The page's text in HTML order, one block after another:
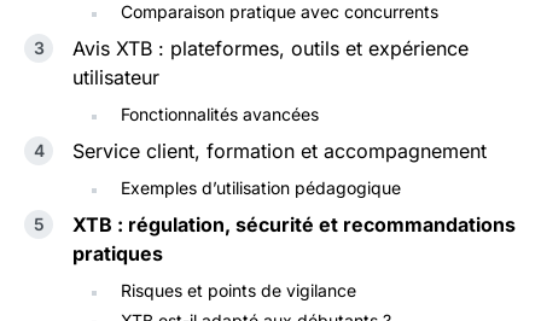
Comparaison pratique avec concurrents
Avis XTB : plateformes, outils et expérience
utilisateur
Fonctionnalités avancées
Service client, formation et accompagnement
Exemples d’utilisation pédagogique
XTB : régulation, sécurité et recommandations
pratiques
Risques et points de vigilance